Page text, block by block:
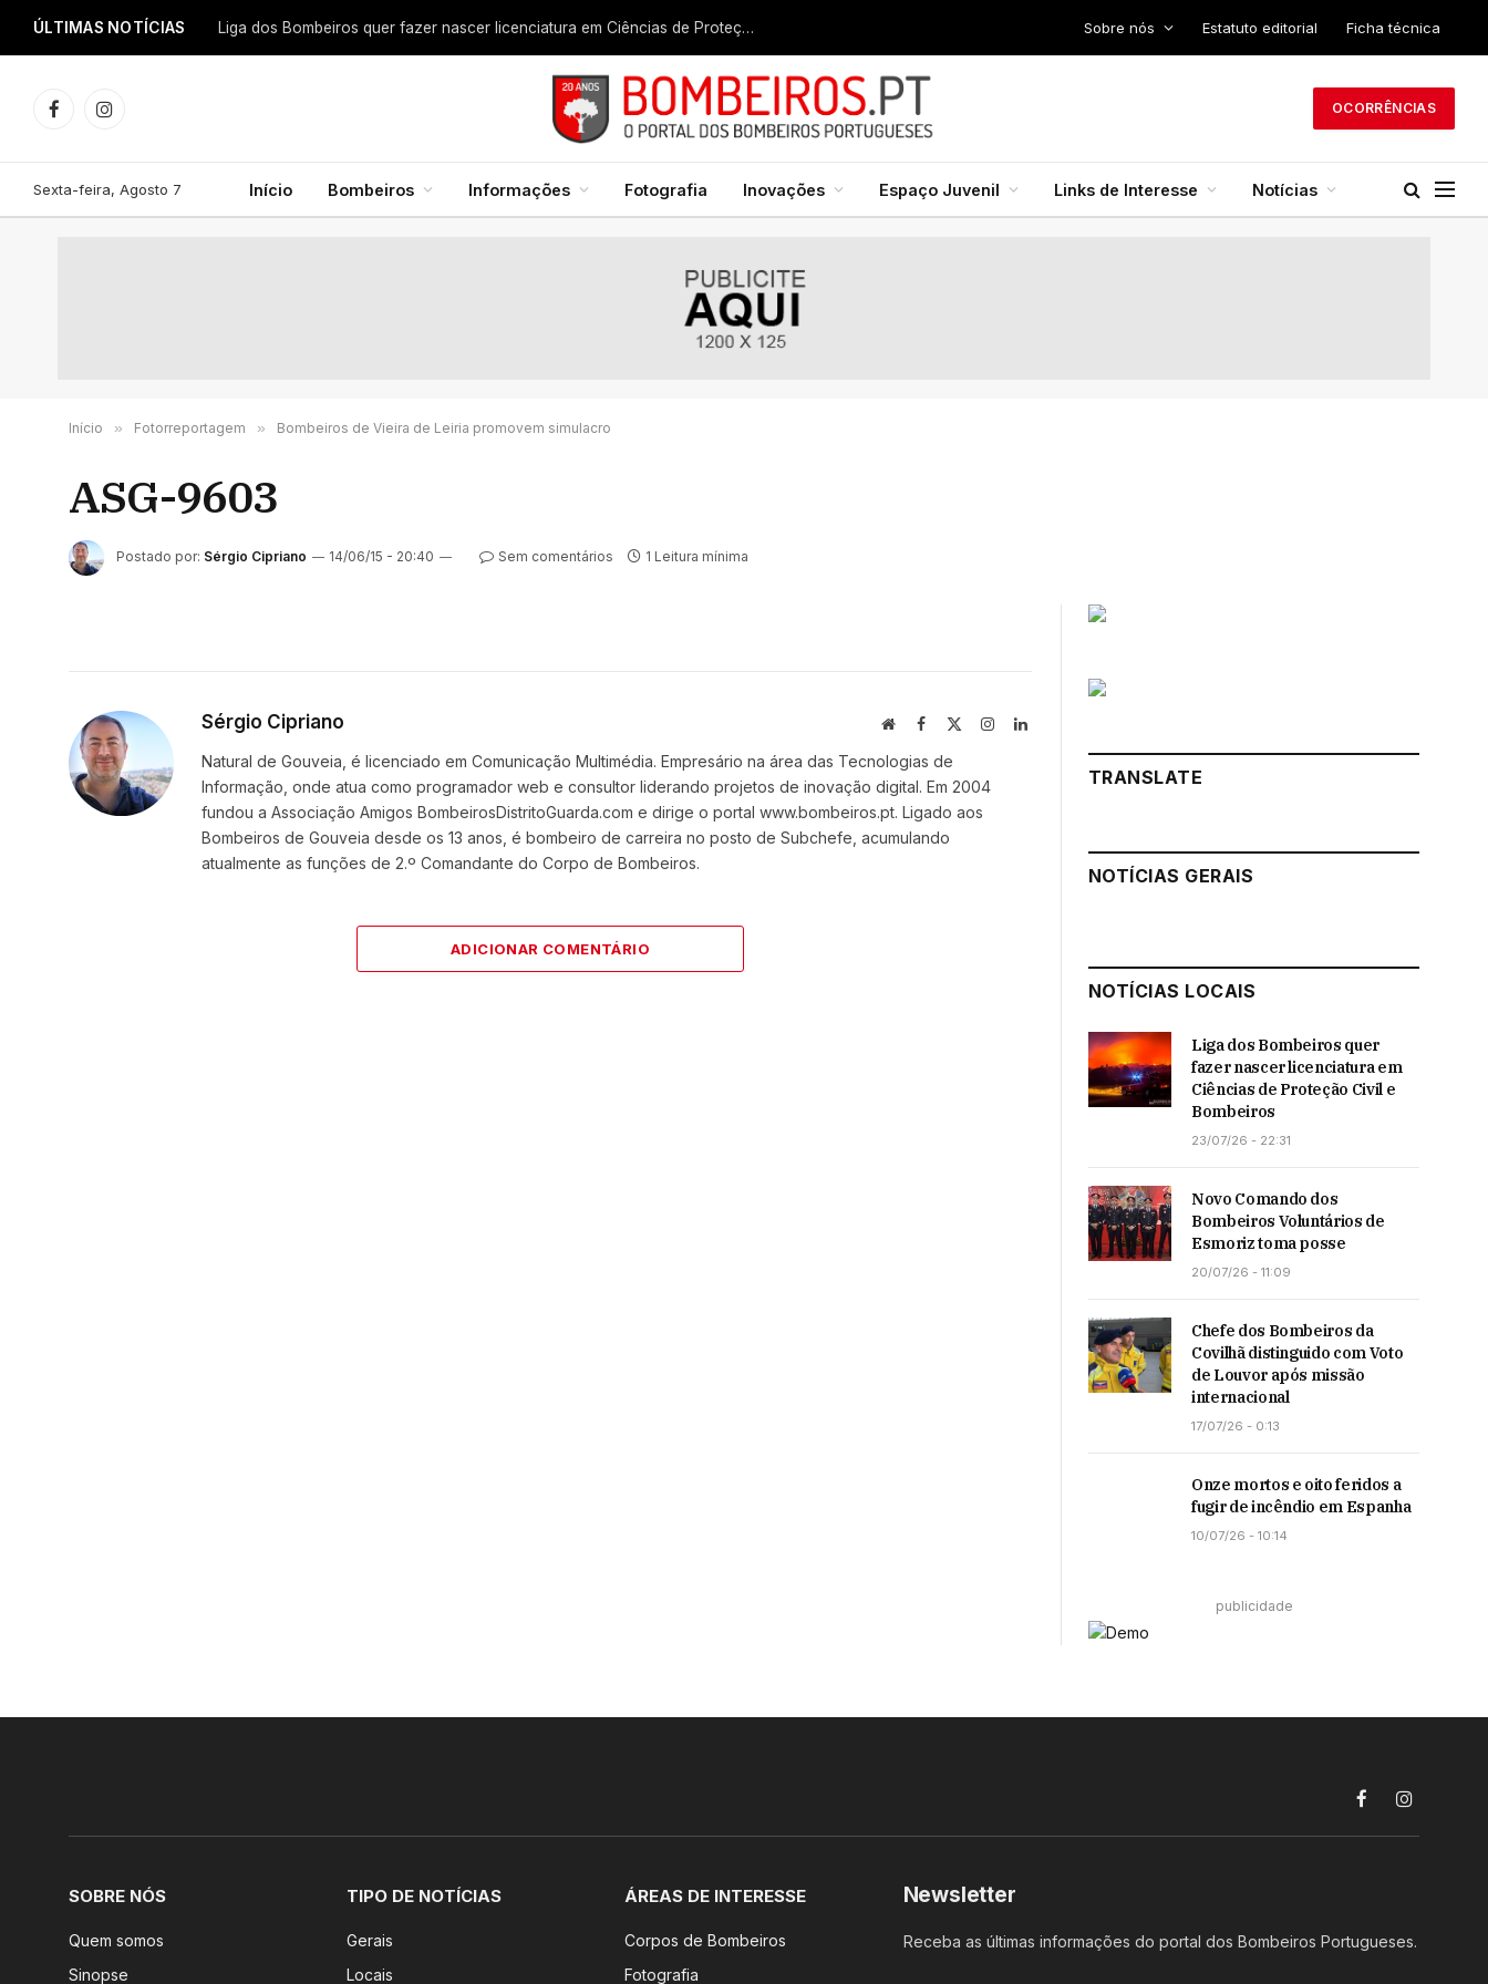
ÚLTIMAS NOTÍCIAS Liga dos Bombeiros quer fazer nascer licenciatura em Ciências de Proteção Civil e Bombeiros Sobre nós Estatuto editorial Ficha técnica
FacebookInstagram
OCORRÊNCIAS
Sexta-feira, Agosto 7 Início Bombeiros Informações Fotografia Inovações Espaço Juvenil Links de Interesse Notícias
Início » Fotorreportagem » Bombeiros de Vieira de Leiria promovem simulacro
ASG-9603
Postado por: Sérgio Cipriano 14/06/15 - 20:40 Sem comentários 1 Leitura mínima
Sérgio Cipriano WebsiteFacebook InstagramLinkedIn
Natural de Gouveia, é licenciado em Comunicação Multimédia. Empresário na área das Tecnologias de
Informação, onde atua como programador web e consultor liderando projetos de inovação digital. Em 2004
fundou a Associação Amigos BombeirosDistritoGuarda.com e dirige o portal www.bombeiros.pt. Ligado aos
Bombeiros de Gouveia desde os 13 anos, é bombeiro de carreira no posto de Subchefe, acumulando
atualmente as funções de 2.º Comandante do Corpo de Bombeiros.
ADICIONAR COMENTÁRIO
TRANSLATE
NOTÍCIAS GERAIS
NOTÍCIAS LOCAIS
Liga dos Bombeiros quer
fazer nascer licenciatura em
Ciências de Proteção Civil e
Bombeiros
23/07/26 - 22:31
Novo Comando dos
Bombeiros Voluntários de
Esmoriz toma posse
20/07/26 - 11:09
Chefe dos Bombeiros da
Covilhã distinguido com Voto
de Louvor após missão
internacional
17/07/26 - 0:13
Onze mortos e oito feridos a
fugir de incêndio em Espanha
10/07/26 - 10:14
publicidade
FacebookInstagram
SOBRE NÓS
Quem somos
Sinopse
TIPO DE NOTÍCIAS
Gerais
Locais
ÁREAS DE INTERESSE
Corpos de Bombeiros
Fotografia
Newsletter
Receba as últimas informações do portal dos Bombeiros Portugueses.